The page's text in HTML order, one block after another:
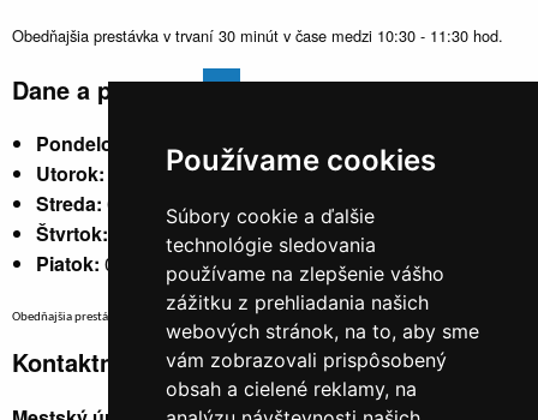
Používame cookies
Súbory cookie a ďalšie
technológie sledovania
používame na zlepšenie vášho
zážitku z prehliadania našich
webových stránok, na to, aby sme
vám zobrazovali prispôsobený
obsah a cielené reklamy, na
Obedňajšia prestávka v trvaní 30 minút v čase medzi 10:30 - 11:30 hod.
Dane a poplatky
Pondelok:
07:30 - 15:30
Utorok:
nestránkový
Streda: 07:30 - 17:00
Štvrtok:
nestránkový
Piatok: 07:30 - 14:00
Obedňajšia prestávka v trvaní 30 minút v čase medzi 10:30 - 11:30 hod.
Kontaktné údaje